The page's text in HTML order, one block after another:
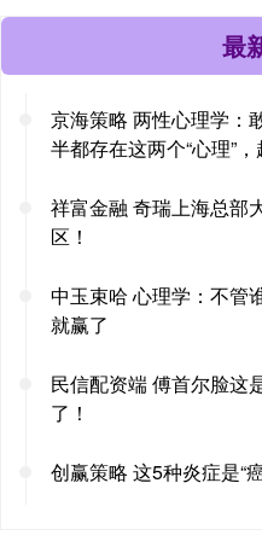
最
京海策略 两性心理学：
半都存在这两个“心理”
祥富金融 奇瑞上海总部
区！
中玉束哈 心理学：不管
就赢了
民信配资端 傅首尔脸
了！
创赢策略 这5种炎症是“